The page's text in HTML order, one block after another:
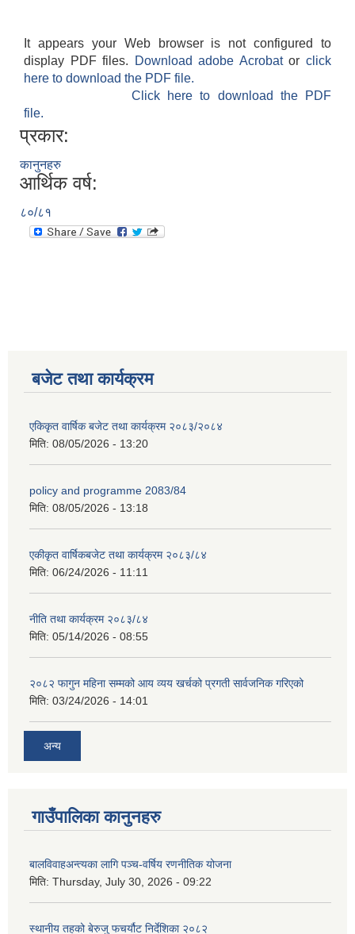
It appears your Web browser is not configured to
display PDF files.
Download adobe Acrobatorclick
here to download the PDF file.
Click here to download the PDF
file.
प्रकार:
कानुनहरु
आर्थिक वर्ष:
८०/८१
बजेट तथा कार्यक्रम
एकिकृत वार्षिक बजेट तथा कार्यक्रम २०८३/२०८४
मिति: 08/05/2026 - 13:20
policy and programme 2083/84
मिति: 08/05/2026 - 13:18
एकीकृत वार्षिकबजेट तथा कार्यक्रम २०८३/८४
मिति: 06/24/2026 - 11:11
नीति तथा कार्यक्रम २०८३/८४
मिति: 05/14/2026 - 08:55
२०८२ फागुन महिना सम्मको आय व्यय खर्चको प्रगती सार्वजनिक गरिएको
मिति: 03/24/2026 - 14:01
अन्य
गाउँपालिका कानुनहरु
बालविवाहअन्त्यका लागि पञ्च-वर्षिय रणनीतिक योजना
मिति: Thursday, July 30, 2026 - 09:22
स्थानीय तहको बेरुजु फचर्यौट निर्देशिका २०८२